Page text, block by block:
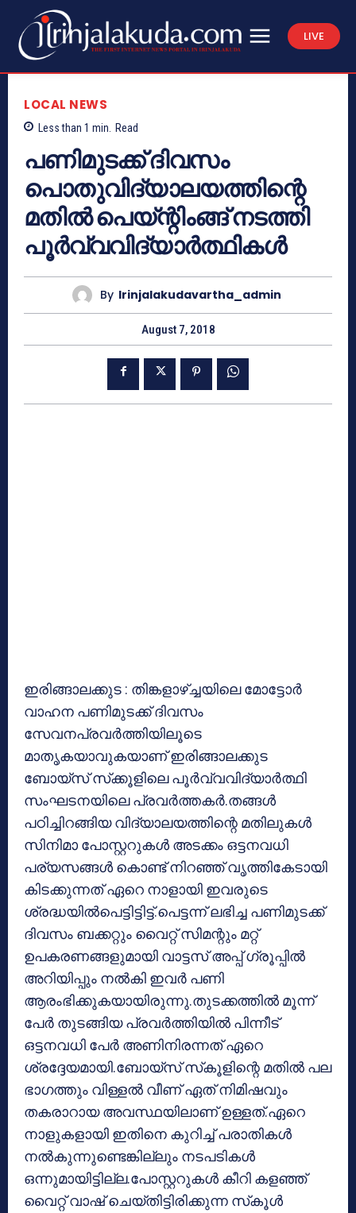
LIVE
LOCAL NEWS
Less than 1 min. Read
പണിമുടക്ക് ദിവസം
പൊതുവിദ്യാലയത്തിന്റെ
മതില്‍ പെയ്ന്റിംങ്ങ് നടത്തി
പൂര്‍വ്വവിദ്യാര്‍ത്ഥികള്‍
By Irinjalakudavartha_admin
August 7, 2018
ഇരിങ്ങാലക്കുട : തിങ്കളാഴ്ച്ചയിലെ മോട്ടോര്‍
വാഹന പണിമുടക്ക് ദിവസം
സേവനപ്രവര്‍ത്തിയിലൂടെ
മാതൃകയാവുകയാണ് ഇരിങ്ങാലക്കുട
ബോയ്‌സ് സ്‌ക്കൂളിലെ പൂര്‍വ്വവിദ്യാര്‍ത്ഥി
സംഘടനയിലെ പ്രവര്‍ത്തകര്‍.തങ്ങള്‍
പഠിച്ചിറങ്ങിയ വിദ്യാലയത്തിന്റെ മതിലുകള്‍
സിനിമാ പോസ്റ്ററുകള്‍ അടക്കം ഒട്ടനവധി
പര്യസങ്ങള്‍ കൊണ്ട് നിറഞ്ഞ് വൃത്തികേടായി
കിടക്കുന്നത് ഏറെ നാളായി ഇവരുടെ
ശ്രദ്ധയില്‍പെട്ടിട്ടിട്ട്.പെട്ടന്ന് ലഭിച്ച പണിമുടക്ക്
ദിവസം ബക്കറ്റും വൈറ്റ് സിമന്റും മറ്റ്
ഉപകരണങ്ങളുമായി വാട്ടസ് അപ്പ് ഗ്രൂപ്പില്‍
അറിയിപ്പും നല്‍കി ഇവര്‍ പണി
ആരംഭിക്കുകയായിരുന്നു.തുടക്കത്തില്‍ മൂന്ന്
പേര്‍ തുടങ്ങിയ പ്രവര്‍ത്തിയില്‍ പിന്നീട്
ഒട്ടനവധി പേര്‍ അണിനിരന്നത് ഏറെ
ശ്രദ്ദേയമായി.ബോയ്‌സ് സ്‌കൂളിന്റെ മതില്‍ പല
ഭാഗത്തും വിള്ളല്‍ വീണ് ഏത് നിമിഷവും
തകരാറായ അവസ്ഥയിലാണ് ഉള്ളത്.ഏറെ
നാളുകളായി ഇതിനെ കുറിച്ച് പരാതികള്‍
നല്‍കുന്നുണ്ടെങ്കില്ലും നടപടികള്‍
ഒന്നുമായിട്ടില്ല.പോസ്റ്ററുകള്‍ കീറി കളഞ്ഞ്
വൈറ്റ് വാഷ് ചെയ്തിട്ടിരിക്കുന്ന സ്‌കൂള്‍